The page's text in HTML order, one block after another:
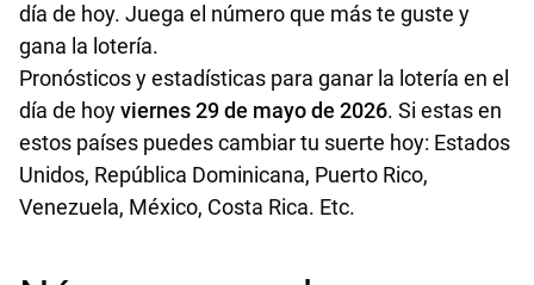
día de hoy. Juega el número que más te guste y
gana la lotería.
Pronósticos y estadísticas para ganar la lotería en el
día de hoyviernes 29 de mayode 2026. Si estas en
estos países puedes cambiar tu suerte hoy: Estados
Unidos, República Dominicana, Puerto Rico,
Venezuela, México, Costa Rica. Etc.